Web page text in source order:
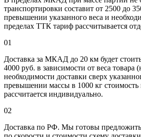
транспортировки составит от 2500 до
превышении указанного веса и
пределах ТТК тариф рассчитывается
01
Доставка за МКАД до 20 км будет
4000 руб. в зависимости от веса товара
необходимости доставки сверх
превышении массы в 1000 кг стоимость
рассчитается индивидуально.
02
Доставка по РФ. Мы готовы